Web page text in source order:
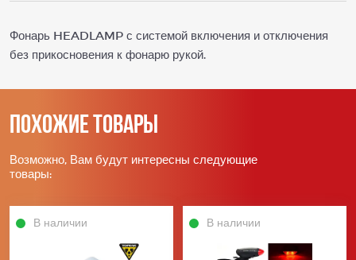
Фонарь HEADLAMP с системой включения и отключения
без прикосновения к фонарю рукой.
Похожие товары
Возможно, Вам будут интересны следующие
товары:
В наличии В наличии